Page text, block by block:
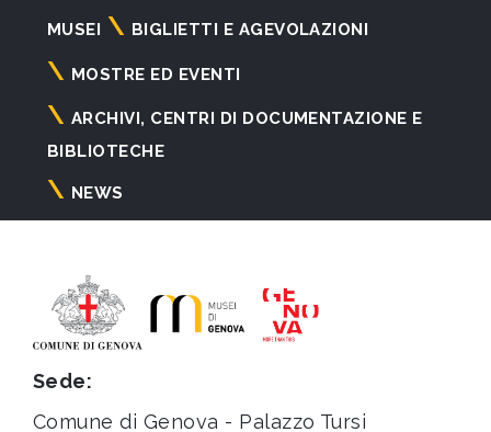
Navigazione
principale
MUSEI BIGLIETTI E AGEVOLAZIONI
MOSTRE ED EVENTI
ARCHIVI, CENTRI DI DOCUMENTAZIONE E
BIBLIOTECHE
NEWS
Sede:
Comune di Genova - Palazzo Tursi